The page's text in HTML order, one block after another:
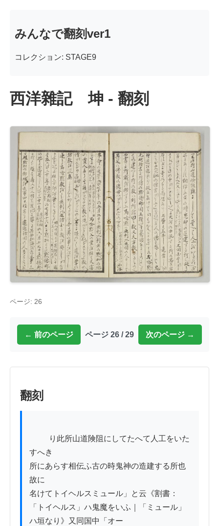
みんなで翻刻ver1
コレクション: STAGE9
西洋雜記 坤 - 翻刻
ページ: 26
← 前のページ ページ 26 / 29 次のページ →
翻刻
すへき
所にあらす相伝ふ古の時鬼神の造建する所也
故に
名けてトイヘルスミュール」と云《割書：
「トイヘルス」ハ鬼魔をいふ｜「ミュール」
ハ垣なり》又同国中「オー